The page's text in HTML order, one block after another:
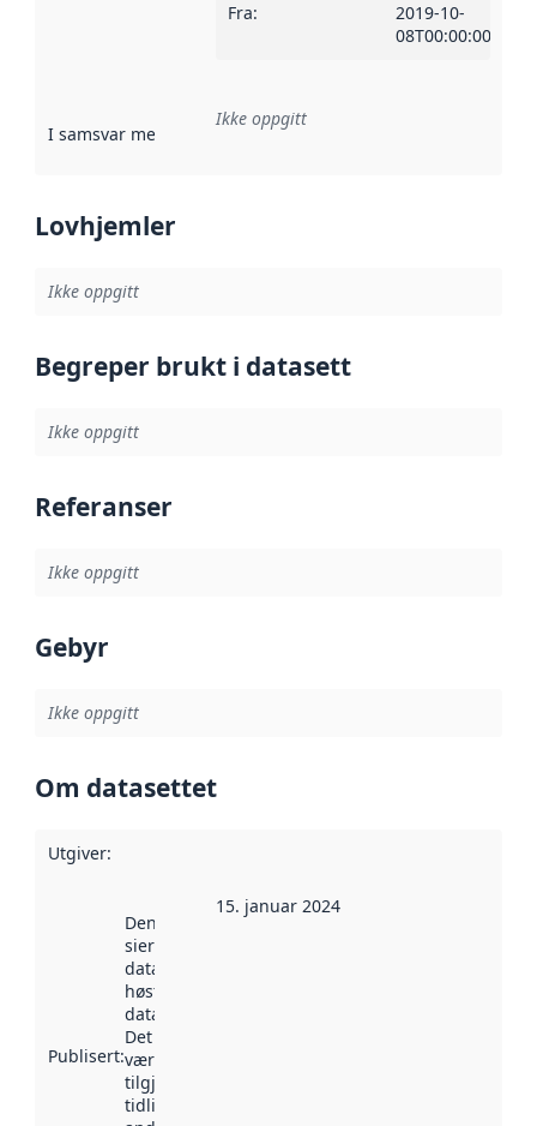
Fra:
2019-10-
08T00:00:00Z
I samsvar med Referanse til en implementasjonsregel
Ikke oppgitt
Lovhjemler
Ikke oppgitt
Begreper brukt i datasett
Ikke oppgitt
Referanser
Ikke oppgitt
Gebyr
Ikke oppgitt
Om datasettet
Utgiver:
Publisert:
Denne datoen
sier når
datasettet ble
høstet av
data.norge.no.
Det kan ha
vært
tilgjengelig
tidligere
15. januar 2024